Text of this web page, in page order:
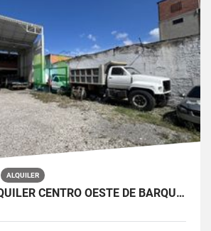
ALQUILER
GALPON EN ALQUILER CENTRO OESTE DE BARQUISIMETO